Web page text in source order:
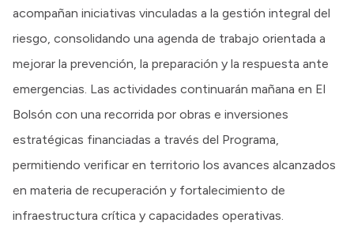
acompañan iniciativas vinculadas a la gestión integral del
riesgo, consolidando una agenda de trabajo orientada a
mejorar la prevención, la preparación y la respuesta ante
emergencias. Las actividades continuarán mañana en El
Bolsón con una recorrida por obras e inversiones
estratégicas financiadas a través del Programa,
permitiendo verificar en territorio los avances alcanzados
en materia de recuperación y fortalecimiento de
infraestructura crítica y capacidades operativas.